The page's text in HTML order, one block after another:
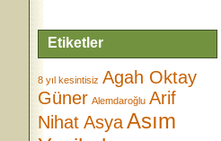
Etiketler
8 yıl kesintisiz Agah Oktay
Güner Alemdaroğlu Arif
Nihat AsyaAsım